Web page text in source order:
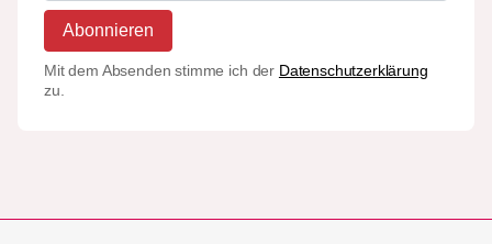
Abonnieren
Mit dem Absenden stimme ich der Datenschutzerklärung
zu.